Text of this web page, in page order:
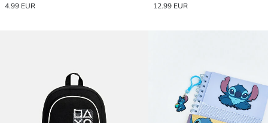
4.99 EUR
12.99 EUR